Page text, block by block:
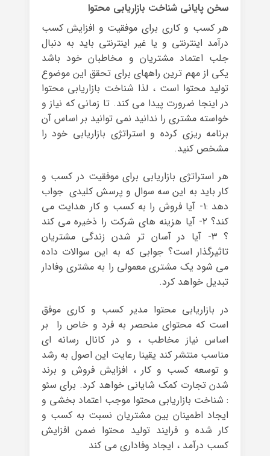
سخن پایانی شناخت بازاریابی محتوا
هر کسب و کاری برای موفقیت و افزایش کسب
درآمد اینترنتی و یا غیر اینترنتی باید به دنبال
جلب اعتماد مشتریان و مخاطبان خود باشد
یکی از مهم ترین راههای برای تحقق این موضوع
تولید محتوا است ، لذا شناخت بازاریابی محتوا
در اینجا ضرورت پیدا می کند. تا زمانی که نیاز و
خواسته مشتری را ندانید نمی توانید بر اساس آن
برنامه ریزی کرده و استراتژی بازاریابی خود را
مشخص کنید.
هر استراتژی بازاریابی برای موفقیت در کسب و
کار باید به این سه سوال و پرسش کلیدی جواب
دهد :۱- آیا فروش را به کسب و کار هدایت می
کند؟ ۲- آیا هزینه های شرکت را ذخیره می کند
؟ ۳- آیا در آسان تر شدن زندگی مشتریان
تاثیرگذار است؟ جوابی که به این سوالات داده
می شود یک مشتری معمولی را به مشتری وفادار
تبدیل خواهد کرد.
در بازاریابی محتوا مدیر کسب و کاری موفق
است که محتوای منحصر به فرد و خاص را بر
اساس نیاز مخاطب ، و در کانال رسانه ای
مناسب منتشر کند یقینا رعایت این اصول به رشد
و توسعه کسب و کار ، افزایش فروش و برند
شدن تجارت کمک شایانی خواهد کرد. برای سئو
: شناخت بازاریابی محتوا موجب اعتماد بخشی و
ایجاد اطمینان بین مشتریان نسبت به کسب و
کار شده و فرایند تولید محتوا ضمن افزایش
کسب درآمد ، ایجاد وفاداری می کند